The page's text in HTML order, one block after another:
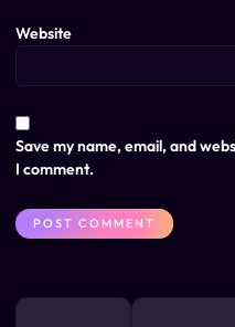
Website
Save my name, email, and
I comment.